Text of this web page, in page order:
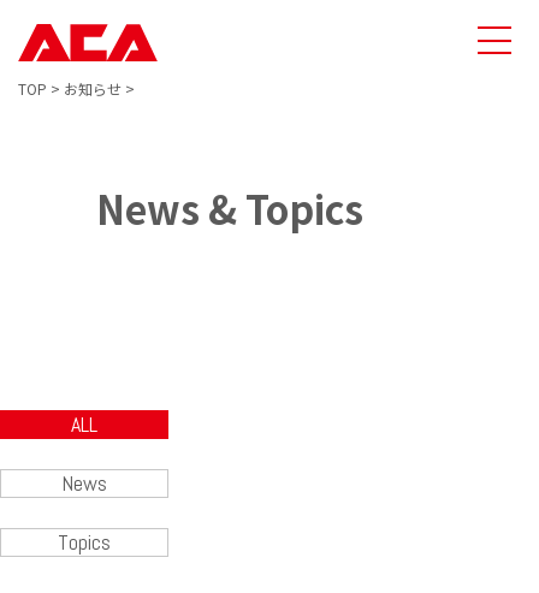
TOP > お知らせ >
News & Topics
ALL
News
Topics